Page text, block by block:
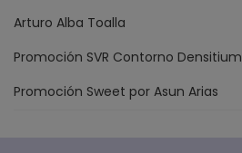
Arturo Alba Toalla
Promoción SVR Contorno Densitium
Promoción Sweet por Asun Arias